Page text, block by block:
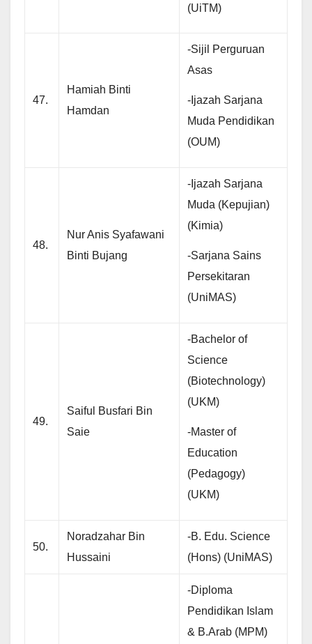
(UiTM)
47.
Hamiah Binti
Hamdan
-Sijil Perguruan
Asas
-Ijazah Sarjana
Muda Pendidikan
(OUM)
48.
Nur Anis Syafawani
Binti Bujang
-Ijazah Sarjana
Muda (Kepujian)
(Kimia)
-Sarjana Sains
Persekitaran
(UniMAS)
49.
Saiful Busfari Bin
Saie
-Bachelor of
Science
(Biotechnology)
(UKM)
-Master of
Education
(Pedagogy)
(UKM)
50.
Noradzahar Bin
Hussaini
-B. Edu. Science
(Hons) (UniMAS)
-Diploma
Pendidikan Islam
& B.Arab (MPM)